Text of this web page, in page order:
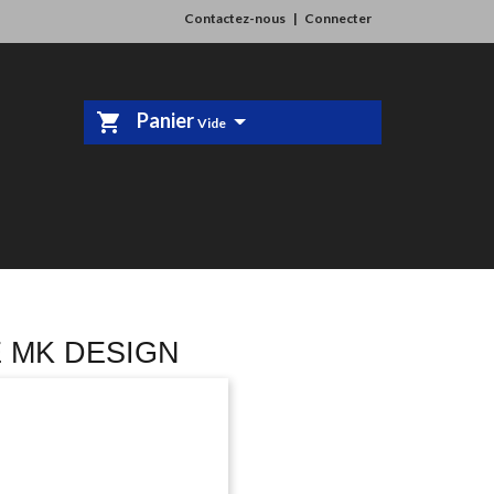
Contactez-nous Connecter
shopping_cart Panier Vide
DESIGN